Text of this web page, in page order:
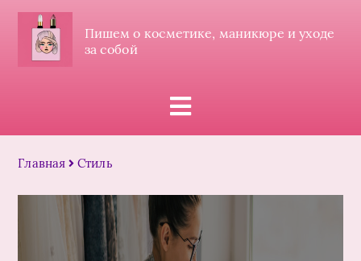
Пишем о косметике, маникюре и уходе
за собой
Главная Стиль